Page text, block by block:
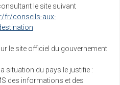
le site suivant
fr/conseils-aux-
le site officiel du gouvernement
situation du pays le justifie :
des informations et des